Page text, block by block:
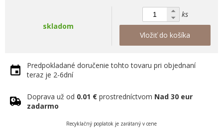
skladom
ks
Vložiť do košíka
Predpokladané doručenie tohto tovaru pri objednaní
teraz je 2-6dní
Doprava už od 0.01 € prostredníctvom Nad 30 eur
zadarmo
Recyklačný poplatok je zarátaný v cene